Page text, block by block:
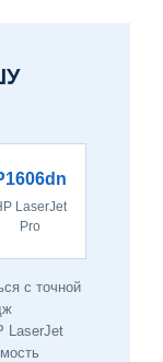
LaserJet
Pro
с точной
LaserJet